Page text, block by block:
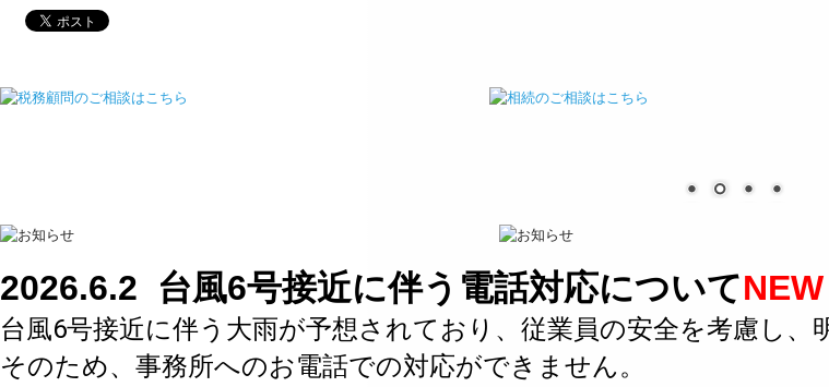
2026.6.2 台風6号接近に伴う電話対応についてNEW
台風6号接近に伴う大雨が予想されており、従業員の安全を考慮し、
そのため、事務所へのお電話での対応ができません。